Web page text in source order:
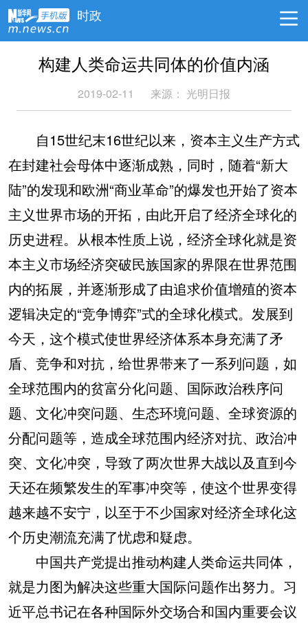
时政
构建人类命运共同体的价值内涵
2019-02-11 来源： 光明日报
自15世纪末16世纪以来，资本主义生产方式
在封建社会母体中逐渐成熟，同时，随着“新大
陆”的发现和欧洲“商业革命”的爆发也开始了资本
主义世界市场的开拓，由此开启了经济全球化的
历史进程。从根本性质上说，经济全球化就是资
本主义市场经济突破民族国家的界限在世界范围
内的拓展，并逐渐形成了由追求价值增殖的资本
逻辑决定的“竞争博弈”式的全球化模式。发展到
今天，这个模式使世界经济体系本身充满了矛
盾、竞争和对抗，给世界带来了一系列问题，如
全球范围内的贫富分化问题、国际政治秩序问
题、文化冲突问题、生态环境问题、全球资源的
分配问题等，造成全球范围内经济对抗、政治冲
突、文化冲突，导致了两次世界大战以及直到今
天还在频繁发生的军事冲突等，使这个世界变得
越来越不安宁，以至于不少国家对经济全球化这
个历史潮流充满了忧虑和疑虑。
中国共产党提出推动构建人类命运共同体，
就是力图为解决这些重大国际问题作出努力。习
近平总书记在各种国际外交场合和国内重要会议